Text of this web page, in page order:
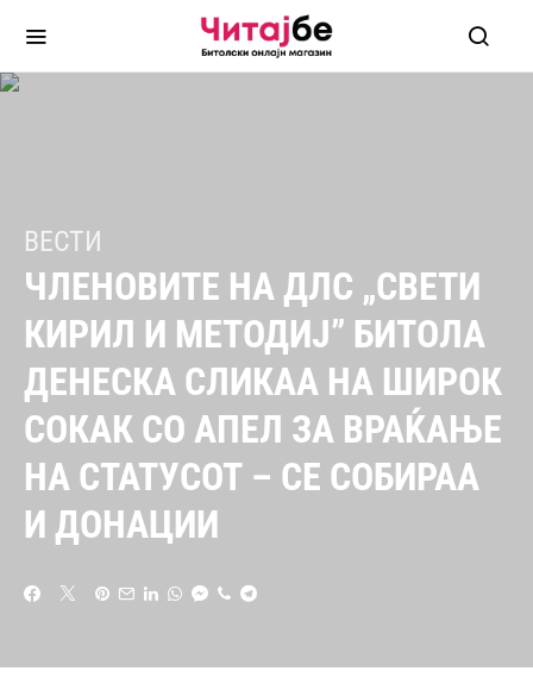
ВЕСТИ
ЧЛЕНОВИТЕ НА ДЛС „СВЕТИ
КИРИЛ И МЕТОДИЈ” БИТОЛА
ДЕНЕСКА СЛИКАА НА ШИРОК
СОКАК СО АПЕЛ ЗА ВРАЌАЊЕ
НА СТАТУСОТ – СЕ СОБИРАА
И ДОНАЦИИ